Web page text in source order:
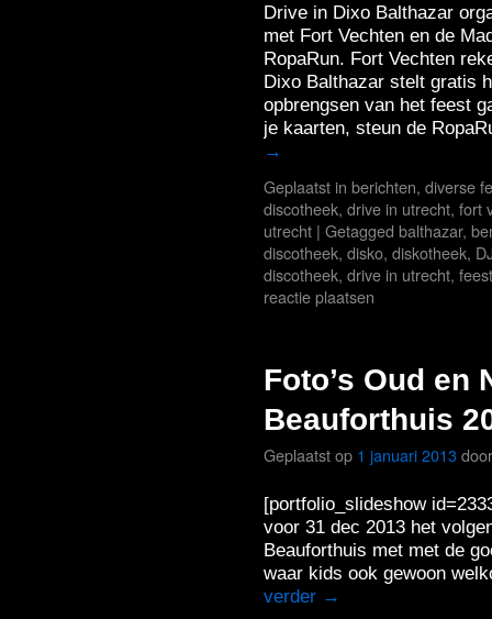
Drive in Dixo Balthazar
met Fort Vechten en de
RopaRun. Fort Vechten
Dixo Balthazar stelt gratis
opbrengsen van het feest
je kaarten, steun de
→
Geplaatst in berichten, diverse
discotheek, drive in utrecht, fort
utrecht | Getagged balthazar,
discotheek, disko, diskotheek,
discotheek, drive in utrecht,
reactie plaatsen
Foto’s Oud en
Beauforthuis
Geplaatst op 1 januari 2013door
[portfolio_slideshow
voor 31 dec 2013 het
Beauforthuis met met de
waar kids ook gewoon
verder →